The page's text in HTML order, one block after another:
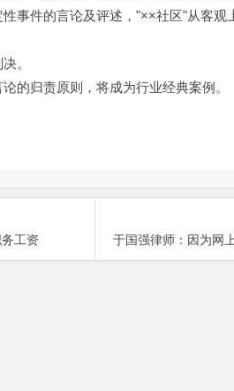
事件的言论及评述，"××社区"从客观
。
的归责原则，将成为行业经典案例。
工资
于国强律师：因为网上发